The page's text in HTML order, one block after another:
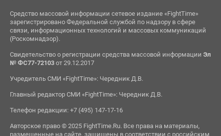
Средство массовой информации сетевое издание «FightTime»
зарегистрировано Федеральной службой по надзору в сфере
связи, информационных технологий и массовых коммуникаций
(Роскомнадзор).
Свидетельство о регистрации средства массовой информации Эл
№ ФС77-72103от 29.12.2017
Учредитель СМИ «FightTime»: Чередник Д.В.
Главный редактор СМИ «FightTime»: Чередник Д.В.
Телефон редакции: +7 (495) 147-17-16
Авторское право © 2025 FightTime.Ru. Все права на материалы,
размещенные на сайте, защищены в соответствии с российским